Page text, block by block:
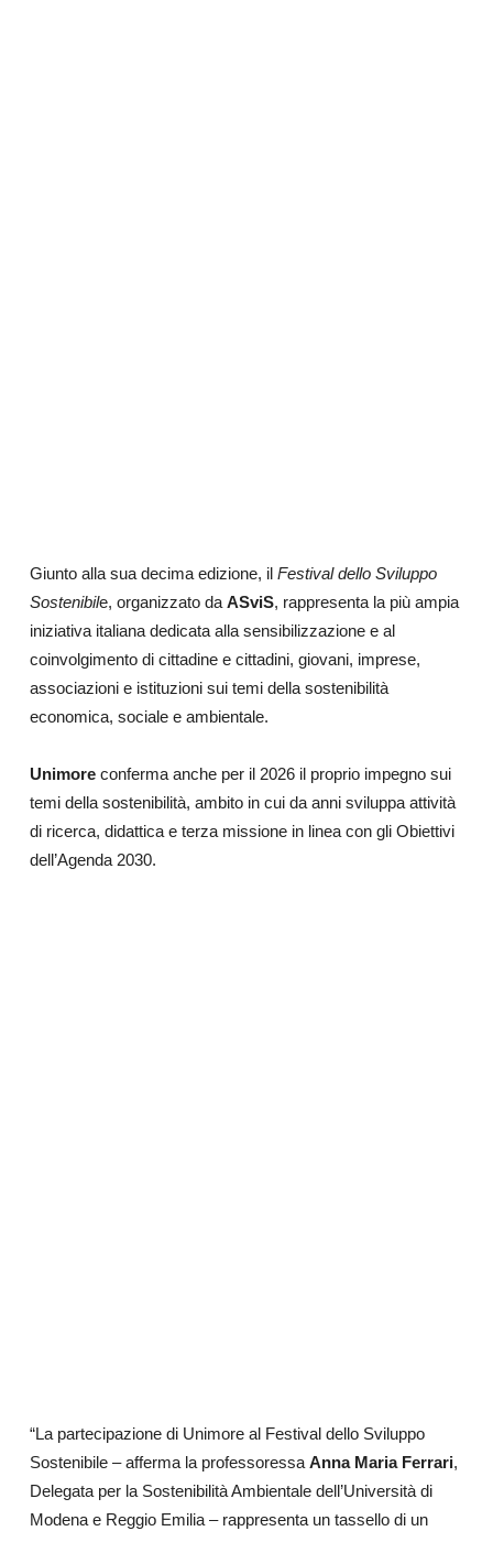
Giunto alla sua decima edizione, il Festival dello Sviluppo
Sostenibile, organizzato da ASviS, rappresenta la più ampia
iniziativa italiana dedicata alla sensibilizzazione e al
coinvolgimento di cittadine e cittadini, giovani, imprese,
associazioni e istituzioni sui temi della sostenibilità
economica, sociale e ambientale.
Unimoreconferma anche per il 2026 il proprio impegno sui
temi della sostenibilità, ambito in cui da anni sviluppa attività
di ricerca, didattica e terza missione in linea con gli Obiettivi
dell’Agenda 2030.
“La partecipazione di Unimore al Festival dello Sviluppo
Sostenibile – afferma la professoressa Anna Maria Ferrari,
Delegata per la Sostenibilità Ambientale dell’Università di
Modena e Reggio Emilia – rappresenta un tassello di un